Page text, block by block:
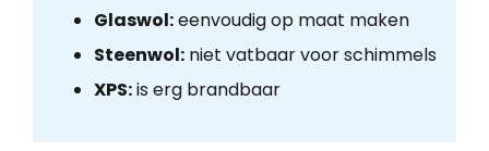
Glaswol:eenvoudig op maat maken
Steenwol:niet vatbaar voor schimmels
XPS:is erg brandbaar